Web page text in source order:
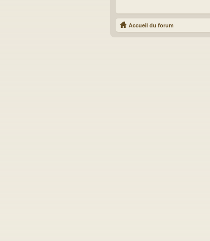
Accueil du forum